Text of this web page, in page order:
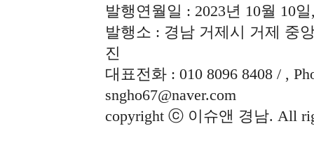
발행연월일 : 2023년 10월 10
발행소 : 경남 거제시 거제 중
진
대표전화 : 010 8096 8408 / ,
sngho67@naver.com
copyright ⓒ 이슈앤 경남. All